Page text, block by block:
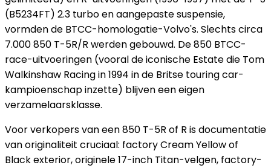
(B5234FT) 2.3 turbo en aangepaste suspensie,
vormden de BTCC-homologatie-Volvo's. Slechts circa
7.000 850 T-5R/R werden gebouwd. De 850 BTCC-
race-uitvoeringen (vooral de iconische Estate die Tom
Walkinshaw Racing in 1994 in de Britse touring car-
kampioenschap inzette) blijven een eigen
verzamelaarsklasse.
Voor verkopers van een 850 T-5R of R is documentatie
van originaliteit cruciaal: factory Cream Yellow of
Black exterior, originele 17-inch Titan-velgen, factory-